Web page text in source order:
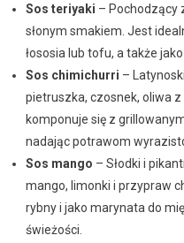
Sos teriyaki – Pochodzący
słonym smakiem. Jest
łososia lub tofu, a także
Sos chimichurri –
pietruszka, czosnek, oliwa
komponuje się z
nadając potrawom
Sos mango – Słodki i
mango, limonki i przypraw
rybny i jako marynata do
świeżości.